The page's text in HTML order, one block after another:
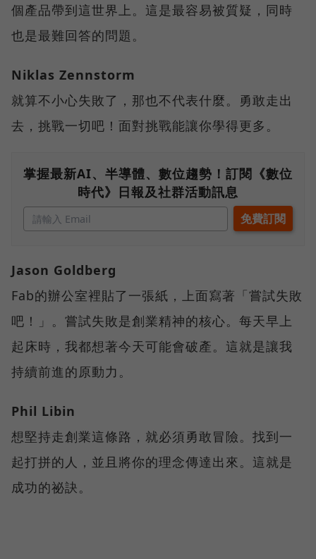
個產品帶到這世界上。這是最容易被質疑，同時
也是最難回答的問題。
Niklas Zennstorm
就算不小心失敗了，那也不代表什麼。勇敢走出
去，挑戰一切吧！面對挑戰能讓你學得更多。
掌握最新AI、半導體、數位趨勢！訂閱《數位
時代》日報及社群活動訊息
Jason Goldberg
Fab的辦公室裡貼了一張紙，上面寫著「嘗試失敗
吧！」。嘗試失敗是創業精神的核心。每天早上
起床時，我都想著今天可能會破產。這就是讓我
持續前進的原動力。
Phil Libin
想堅持走創業這條路，就必須勇敢冒險。找到一
起打拼的人，並且將你的理念傳達出來。這就是
成功的祕訣。